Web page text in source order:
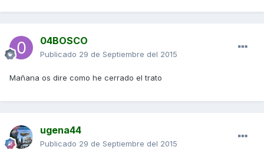
04BOSCO
Publicado 29 de Septiembre del 2015
Mañana os dire como he cerrado el trato
ugena44
Publicado 29 de Septiembre del 2015